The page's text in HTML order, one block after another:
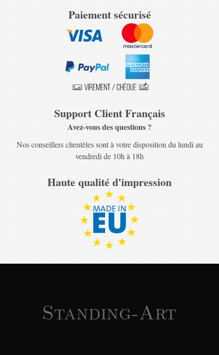
Paiement sécurisé
Support Client Français
Avez-vous des questions ?
Nos conseillers clientèles sont à votre disposition du lundi au
vendredi de 10h à 18h
Haute qualité d'impression
Standing-Art